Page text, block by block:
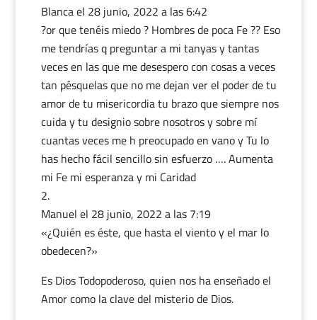
Blancael 28 junio, 2022 a las 6:42
?or que tenéis miedo ? Hombres de poca Fe ?? Eso
me tendrías q preguntar a mi tanyas y tantas
veces en las que me desespero con cosas a veces
tan pésquelas que no me dejan ver el poder de tu
amor de tu misericordia tu brazo que siempre nos
cuida y tu designio sobre nosotros y sobre mí
cuantas veces me h preocupado en vano y Tu lo
has hecho fácil sencillo sin esfuerzo …. Aumenta
mi Fe mi esperanza y mi Caridad
Manuel el 28 junio, 2022 a las 7:19
«¿Quién es éste, que hasta el viento y el mar lo
obedecen?»
Es Dios Todopoderoso, quien nos ha enseñado el
Amor como la clave del misterio de Dios.